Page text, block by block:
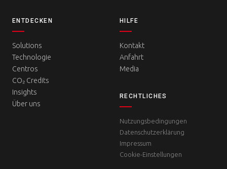
ENTDECKEN
Solutions
Technologie
Centros
CO₂ Credits
Insights
Über uns
HILFE
Kontakt
Anfahrt
Media
RECHTLICHES
Nutzungsbedingungen
Datenschutzerklärung
Impressum
Cookie-Einstellungen